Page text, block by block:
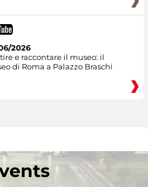
2026
e raccontare il museo: il
di Roma a Palazzo Braschi